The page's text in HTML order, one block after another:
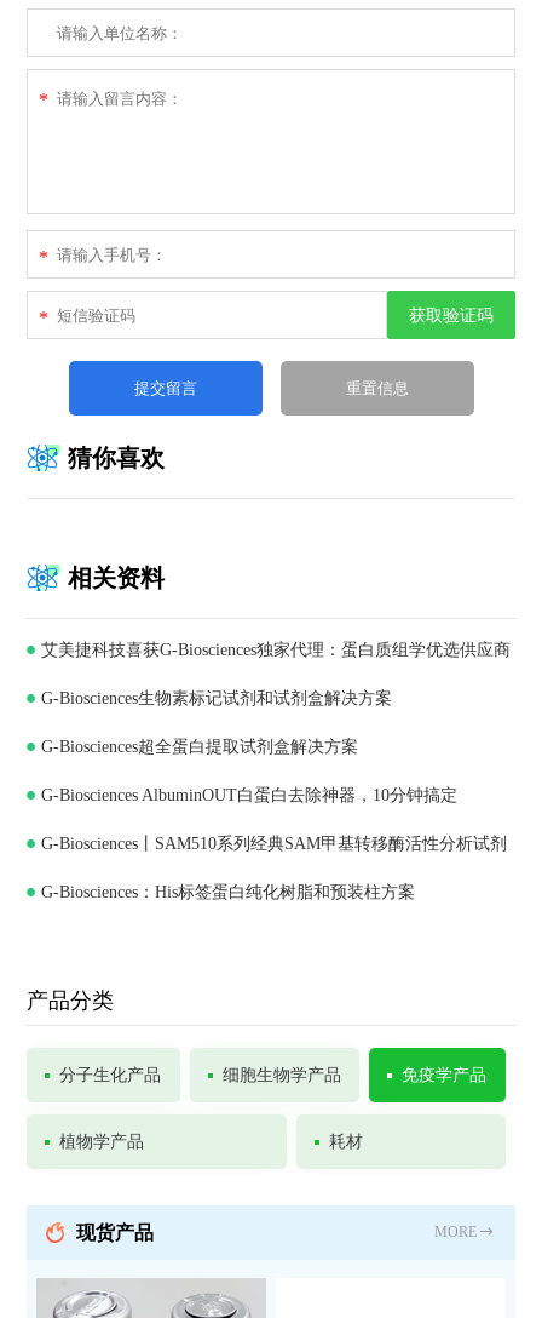
*
*
* 获取验证码
猜你喜欢
相关资料
艾美捷科技喜获G-Biosciences独家代理：蛋白质组学优选供应商
G-Biosciences生物素标记试剂和试剂盒解决方案
G-Biosciences超全蛋白提取试剂盒解决方案
G-Biosciences AlbuminOUT白蛋白去除神器，10分钟搞定
G-Biosciences丨SAM510系列经典SAM甲基转移酶活性分析试剂
盒
G-Biosciences：His标签蛋白纯化树脂和预装柱方案
产品分类
分子生化产品 细胞生物学产品 免疫学产品
植物学产品 耗材
现货产品 MORE